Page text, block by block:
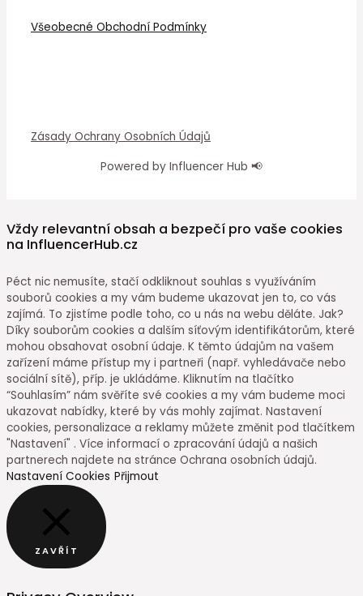
Všeobecné Obchodní Podmínky
Zásady Ochrany Osobních Údajů
Powered by Influencer Hub 📢
Vždy relevantní obsah a bezpečí pro vaše cookies
na InfluencerHub.cz
Péct nic nemusíte, stačí odkliknout souhlas s využíváním
souborů cookies a my vám budeme ukazovat jen to, co vás
zajímá. To zjistíme podle toho, co u nás na webu děláte. Jak?
Díky souborům cookies a dalším síťovým identifikátorům, které
mohou obsahovat osobní údaje. K těmto údajům na vašem
zařízení máme přístup my i partneři (např. vyhledávače nebo
sociální sítě), příp. je ukládáme. Kliknutím na tlačítko
“Souhlasím” nám svěříte své cookies a my vám budeme moci
ukazovat nabídky, které by vás mohly zajímat. Nastavení
cookies, personalizace a reklamy můžete změnit pod tlačítkem
"Nastavení" . Více informací o zpracování údajů a našich
partnerech najdete na stránce Ochrana osobních údajů.
Nastavení Cookies Přijmout
ZAVŘÍT